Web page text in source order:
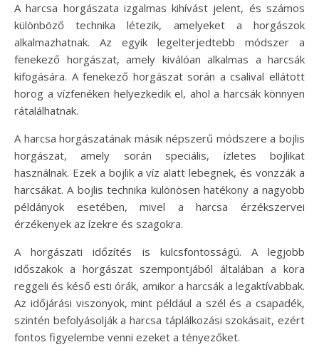
A harcsa horgászata izgalmas kihívást jelent, és számos
különböző technika létezik, amelyeket a horgászok
alkalmazhatnak. Az egyik legelterjedtebb módszer a
fenekező horgászat, amely kiválóan alkalmas a harcsák
kifogására. A fenekező horgászat során a csalival ellátott
horog a vízfenéken helyezkedik el, ahol a harcsák könnyen
rátalálhatnak.
A harcsa horgászatának másik népszerű módszere a bojlis
horgászat, amely során speciális, ízletes bojlikat
használnak. Ezek a bojlik a víz alatt lebegnek, és vonzzák a
harcsákat. A bojlis technika különösen hatékony a nagyobb
példányok esetében, mivel a harcsa érzékszervei
érzékenyek az ízekre és szagokra.
A horgászati időzítés is kulcsfontosságú. A legjobb
időszakok a horgászat szempontjából általában a kora
reggeli és késő esti órák, amikor a harcsák a legaktívabbak.
Az időjárási viszonyok, mint például a szél és a csapadék,
szintén befolyásolják a harcsa táplálkozási szokásait, ezért
fontos figyelembe venni ezeket a tényezőket.